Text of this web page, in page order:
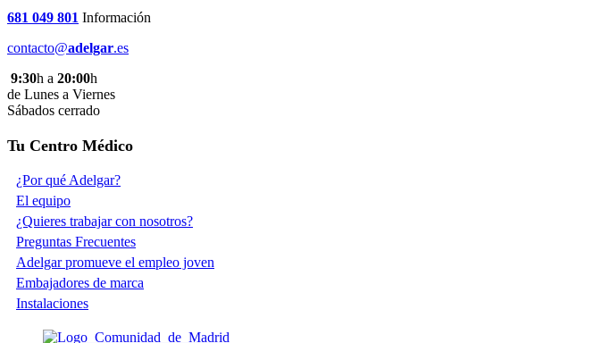
681 049 801 Información
contacto@adelgar.es
9:30h a 20:00h
de Lunes a Viernes
Sábados cerrado
Tu Centro Médico
¿Por qué Adelgar?
El equipo
¿Quieres trabajar con nosotros?
Preguntas Frecuentes
Adelgar promueve el empleo joven
Embajadores de marca
Instalaciones